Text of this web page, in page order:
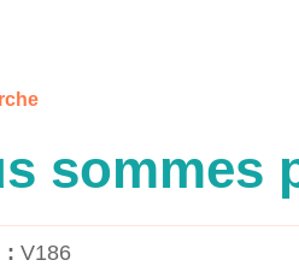
sommes
: V186